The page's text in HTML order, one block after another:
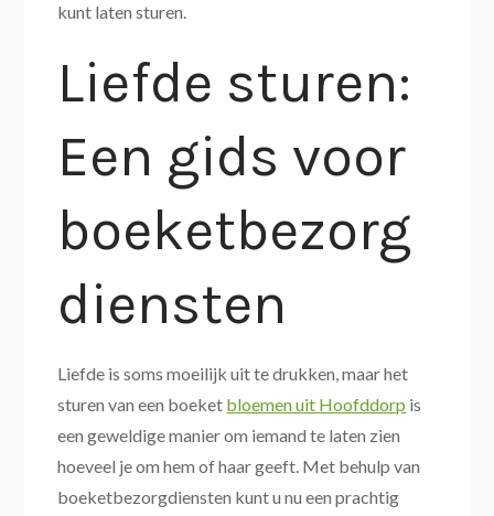
kunt laten sturen.
Liefde sturen:
Een gids voor
boeketbezorg
diensten
Liefde is soms moeilijk uit te drukken, maar het
sturen van een boeket bloemen uit Hoofddorp is
een geweldige manier om iemand te laten zien
hoeveel je om hem of haar geeft. Met behulp van
boeketbezorgdiensten kunt u nu een prachtig